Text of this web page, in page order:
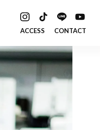
ACCESS CONTACT